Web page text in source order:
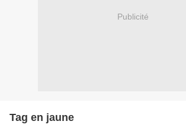
Publicité
Tag en jaune